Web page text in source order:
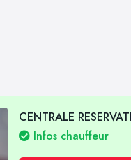
CENTRALE
Infos chauffeur